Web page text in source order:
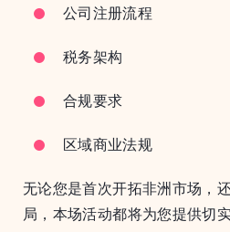
公司注册流程
税务架构
合规要求
区域商业法规
无论您是首次开拓非洲市场，
局，本场活动都将为您提供切